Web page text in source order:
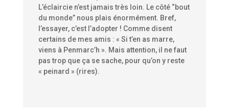
L’éclaircie n’est jamais très loin. Le côté “bout
du monde” nous plais énormément. Bref,
l’essayer, c’est l’adopter ! Comme disent
certains de mes amis : « Si t’en as marre,
viens à Penmarc’h ». Mais attention, il ne faut
pas trop que ça se sache, pour qu’on y reste
« peinard » (rires).